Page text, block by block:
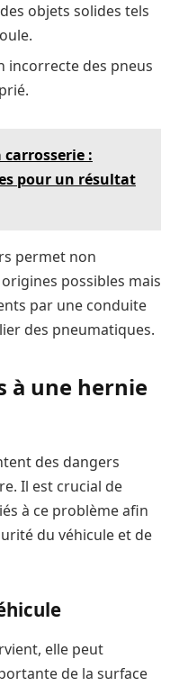
objets solides tels
incorrecte des pneus
:
pour un résultat
permet non
possibles mais
par une conduite
des pneumatiques.
à une hernie
des dangers
Il est crucial de
à ce problème afin
du véhicule et de
elle peut
de la surface